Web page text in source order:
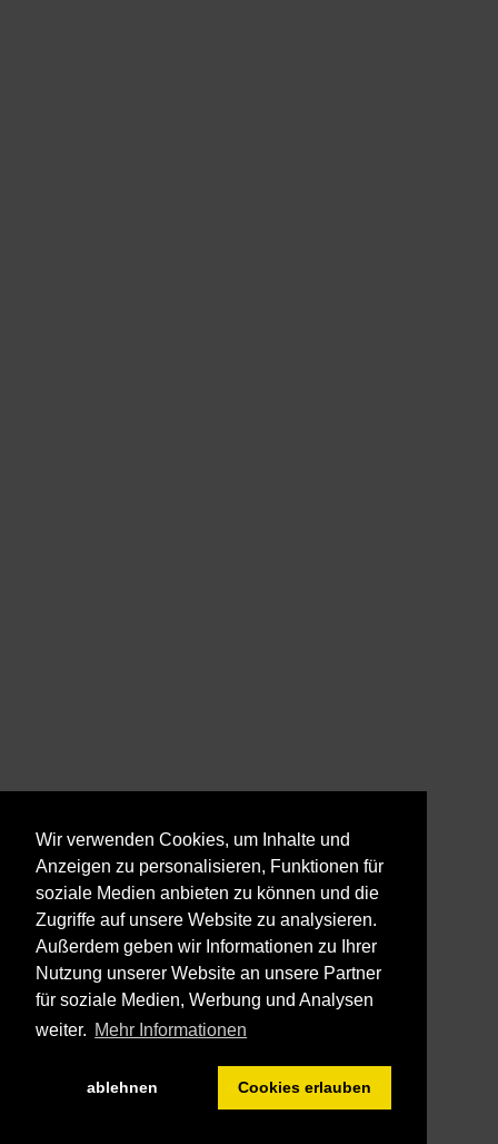
Wir verwenden Cookies, um Inhalte und
Anzeigen zu personalisieren, Funktionen für
soziale Medien anbieten zu können und die
Zugriffe auf unsere Website zu analysieren.
Außerdem geben wir Informationen zu Ihrer
Nutzung unserer Website an unsere Partner
für soziale Medien, Werbung und Analysen
weiter. Mehr Informationen
ablehnen Cookies erlauben